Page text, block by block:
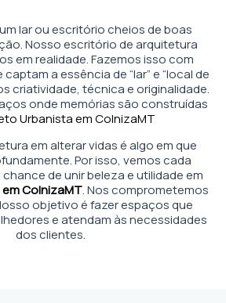
lar ou escritório cheios de boas
Nosso escritório de arquitetura
em realidade. Fazemos isso com
a essência de “lar” e “local de
criatividade, técnica e originalidade.
onde memórias são construídas
Urbanista em ColnizaMT
em alterar vidas é algo em que
Por isso, vemos cada
de unir beleza e utilidade em
ColnizaMT. Nos comprometemos
objetivo é fazer espaços que
e atendam às necessidades
dos clientes.